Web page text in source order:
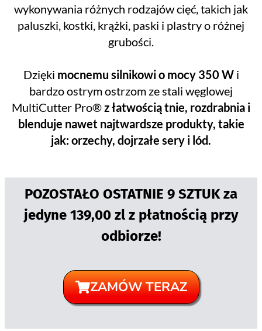
wykonywania różnych rodzajów cięć, takich jak
paluszki, kostki, krążki, paski i plastry o różnej
grubości.
Dzięki mocnemu silnikowi o mocy 350 Wi
bardzo ostrym ostrzom ze stali węglowej
MultiCutter Pro®z łatwością tnie, rozdrabnia i
blenduje nawet najtwardsze produkty, takie
jak: orzechy, dojrzałe sery i lód.
POZOSTAŁO OSTATNIE 9 SZTUK za
jedyne 139,00 zl z płatnością przy
odbiorze!
ZAMÓW TERAZ